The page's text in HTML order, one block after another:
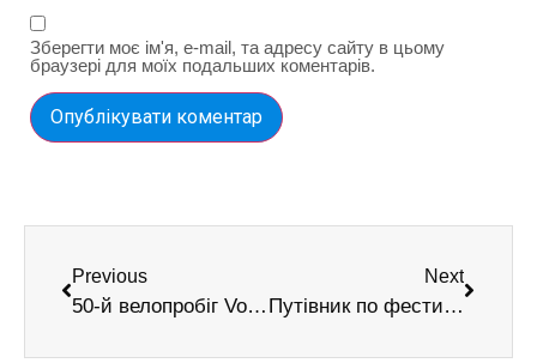
Зберегти моє ім'я, e-mail, та адресу сайту в цьому
браузері для моїх подальших коментарів.
Previous
50-й велопробіг Volta à Madeira 2025
Next
Путівник по фестивалю Festa Anual da Lapa